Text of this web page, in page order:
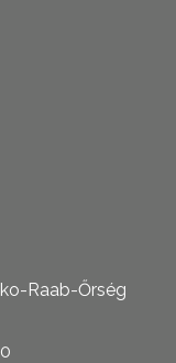
Raab-Őrség